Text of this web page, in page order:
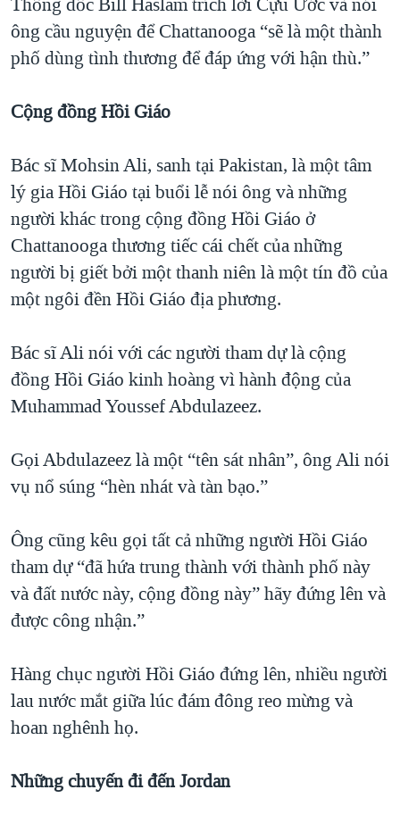
ông cầu nguyện để Chattanooga “sẽ là một thành
phố dùng tình thương để đáp ứng với hận thù.”
Cộng đồng Hồi Giáo
Bác sĩ Mohsin Ali, sanh tại Pakistan, là một tâm
lý gia Hồi Giáo tại buổi lễ nói ông và những
người khác trong cộng đồng Hồi Giáo ở
Chattanooga thương tiếc cái chết của những
người bị giết bởi một thanh niên là một tín đồ của
một ngôi đền Hồi Giáo địa phương.
Bác sĩ Ali nói với các người tham dự là cộng
đồng Hồi Giáo kinh hoàng vì hành động của
Muhammad Youssef Abdulazeez.
Gọi Abdulazeez là một “tên sát nhân”, ông Ali nói
vụ nổ súng “hèn nhát và tàn bạo.”
Ông cũng kêu gọi tất cả những người Hồi Giáo
tham dự “đã hứa trung thành với thành phố này
và đất nước này, cộng đồng này” hãy đứng lên và
được công nhận.”
Hàng chục người Hồi Giáo đứng lên, nhiều người
lau nước mắt giữa lúc đám đông reo mừng và
hoan nghênh họ.
Những chuyến đi đến Jordan